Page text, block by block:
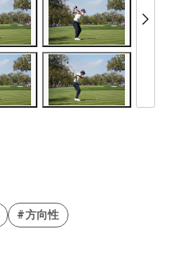
#方向性